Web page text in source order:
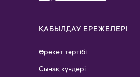
ҚАБЫЛДАУ ЕРЕЖЕЛЕРІ
Әрекет тәртібі
Сынақ күндері